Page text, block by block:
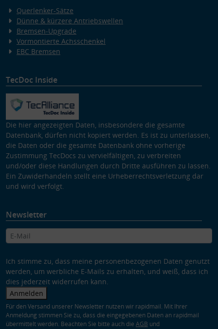
Querlenker-Sätze
Dünne & kürzere Antriebswellen
Bremsen-Upgrade
Vormontierte Achsschenkel
EBC Bremsen
TecDoc Inside
Die hier angezeigten Daten, insbesondere die gesamte
Datenbank, dürfen nicht kopiert werden. Es ist zu unterlassen,
die Daten oder die gesamte Datenbank ohne vorherige
Zustimmung TecDocs zu vervielfältigen, zu verbreiten
und/oder diese Handlungen durch Dritte ausführen zu lassen.
Ein Zuwiderhandeln stellt eine Urheberrechtsverletzung dar
und wird verfolgt.
Newsletter
Ich stimme zu, dass meine personenbezogenen Daten genutzt
werden, um werbliche E-Mails zu erhalten, und weiß, dass ich
dies jederzeit widerrufen kann.
Anmelden
Für den Versand unserer Newsletter nutzen wir rapidmail. Mit Ihrer
Anmeldung stimmen Sie zu, dass die eingegebenen Daten an rapidmail
übermittelt werden. Beachten Sie bitte auch die AGB und